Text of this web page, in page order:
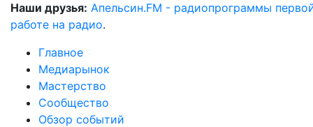
Наши друзья: Апельсин.FM - радиопрограммы
работе на радио.
Главное
Медиарынок
Мастерство
Сообщество
Обзор событий